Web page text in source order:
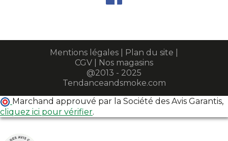
Mentions légales Plan du site
CGV
Nos magasins
@2013 - 2025
Tendanceandsmoke.com
Marchand approuvé par la Société des Avis Garantis,
cliquez ici pour vérifier.